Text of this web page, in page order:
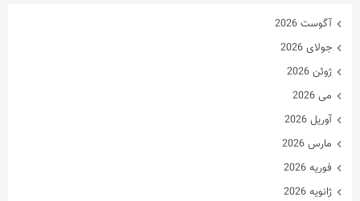
آگوست 2026
جولای 2026
ژوئن 2026
می 2026
آوریل 2026
مارس 2026
فوریه 2026
ژانویه 2026